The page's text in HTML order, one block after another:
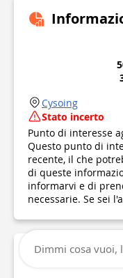
Cysoing
Stato incerto
Punto di interesse
Questo punto di
recente, il che
di queste
informarvi e di
necessarie. Se sei
Dimmi cosa vuoi,